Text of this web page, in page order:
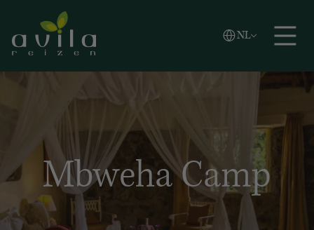
Zoeken
NL
Vlaams
English
Mbweha Camp